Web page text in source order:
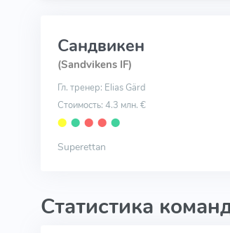
Сандвикен
(Sandvikens IF)
Гл. тренер: Elias Gärd
Стоимость: 4.3 млн. €
⬤ ⬤ ⬤ ⬤ ⬤
Superettan
Статистика